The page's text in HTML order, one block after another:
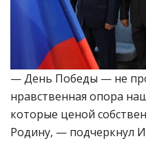
— День Победы — не
нравственная опора
которые ценой
Родину, — подчеркнул